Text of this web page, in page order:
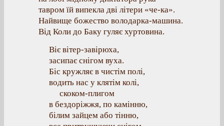
тавром їй випекла дві літери «че-ка».
Найвище божество володарка-машина.
Від Коли до Баку гуляє хуртовина.
Віє вітер-завірюха,
засипає снігом вуха.
Біс кружляє в чистім полі,
водить нас у клятім колі,
скоком-плигом
в бездоріжжя, по камінню,
білим зайцем або тінню,